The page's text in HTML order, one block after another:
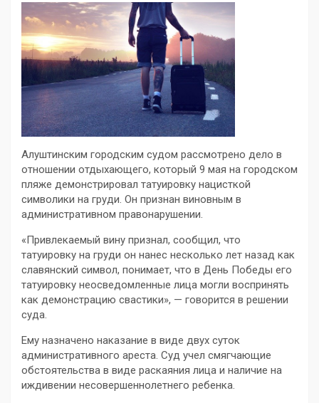
Алуштинским городским судом рассмотрено дело в
отношении отдыхающего, который 9 мая на городском
пляже демонстрировал татуировку нацисткой
символики на груди. Он признан виновным в
административном правонарушении.
«Привлекаемый вину признал, сообщил, что
татуировку на груди он нанес несколько лет назад как
славянский символ, понимает, что в День Победы его
татуировку неосведомленные лица могли воспринять
как демонстрацию свастики», — говорится в решении
суда.
Ему назначено наказание в виде двух суток
административного ареста. Суд учел смягчающие
обстоятельства в виде раскаяния лица и наличие на
иждивении несовершеннолетнего ребенка.